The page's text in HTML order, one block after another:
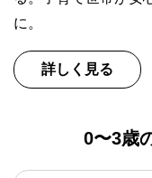
に。
詳しく見る
0〜3歳